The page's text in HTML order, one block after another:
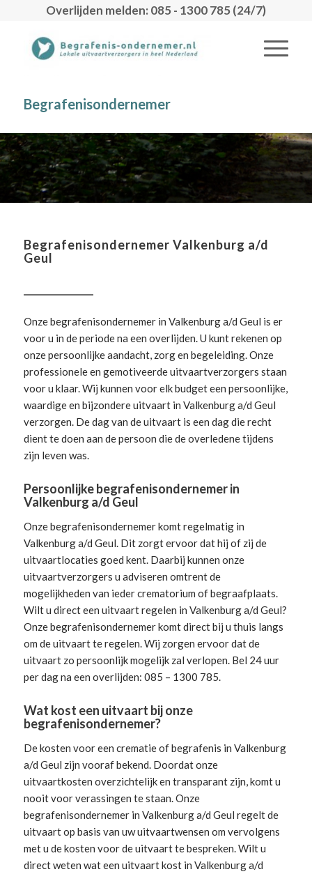
Overlijden melden: 085 - 1300 785 (24/7)
Begrafenisondernemer
Begrafenisondernemer Valkenburg a/d
Geul
Onze begrafenisondernemer in Valkenburg a/d Geul is er
voor u in de periode na een overlijden. U kunt rekenen op
onze persoonlijke aandacht, zorg en begeleiding.Onze
professionele en gemotiveerde uitvaartverzorgers staan
voor u klaar. Wij kunnen voor elk budget een persoonlijke,
waardige en bijzondere uitvaart in Valkenburg a/d Geul
verzorgen. De dag van de uitvaart is een dag die recht
dient te doen aan de persoon die de overledene tijdens
zijn leven was.
Persoonlijke begrafenisondernemer in
Valkenburg a/d Geul
Onze begrafenisondernemer komt regelmatig in
Valkenburg a/d Geul. Dit zorgt ervoor dat hij of zij de
uitvaartlocaties goed kent. Daarbij kunnen onze
uitvaartverzorgers u adviseren omtrent de
mogelijkheden van ieder crematorium of begraafplaats.
Wilt u direct een uitvaart regelen in Valkenburg a/d Geul?
Onze begrafenisondernemer komt direct bij u thuis langs
om de uitvaart te regelen. Wij zorgen ervoor dat de
uitvaart zo persoonlijk mogelijk zal verlopen. Bel 24 uur
per dag na een overlijden: 085 – 1300 785.
Wat kost een uitvaart bij onze
begrafenisondernemer?
De kosten voor een crematie of begrafenis in Valkenburg
a/d Geul zijn vooraf bekend. Doordat onze
uitvaartkosten overzichtelijk en transparant zijn, komt u
nooit voor verassingen te staan. Onze
begrafenisondernemer in Valkenburg a/d Geul regelt de
uitvaartop basis van uw uitvaartwensen om vervolgens
met u de kosten voor de uitvaart te bespreken. Wilt u
direct weten wat een uitvaart kost in Valkenburg a/d